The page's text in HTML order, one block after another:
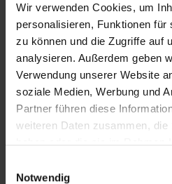
Wir verwenden Cookies, um
personalisieren, Funktionen für
zu können und die Zugriffe auf
analysieren. Außerdem geben
Verwendung unserer Website
soziale Medien, Werbung und
Partner führen diese
weiteren Daten zusammen, die
haben oder die sie im Rahmen
Notwendig
Ausschnitte des Motivs sein
Versand &